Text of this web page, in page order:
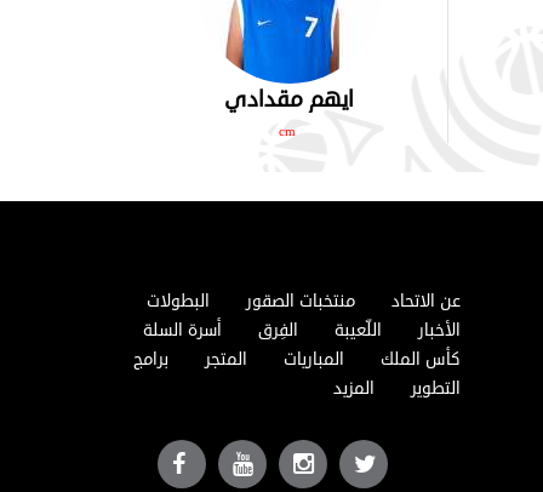
ايهم مقدادي
cm
عن الاتحاد منتخبات الصقور
البطولات
الأخبار
اللّعيبة الفِرق
أسرة السلة
كأس الملك
المباريات المتجر
برامج
التطوير
المزيد